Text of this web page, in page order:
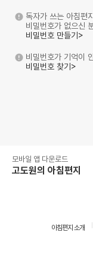
독자가 쓰는 아침편
비밀번호가 없으신
비밀번호 만들기>
비밀번호가 기억이
비밀번호 찾기>
모바일 앱 다운로드
고도원의 아침편지
아침편지 소개